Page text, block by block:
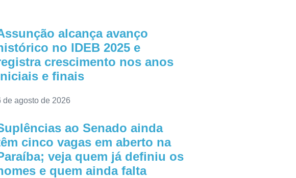
alcança avanço
no IDEB 2025 e
crescimento nos anos
e finais
de agosto de 2026
ao Senado ainda
cinco vagas em aberto na
veja quem já definiu os
e quem ainda falta